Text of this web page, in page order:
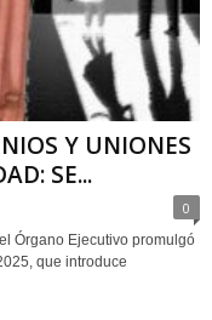
Y UNIONES
SE...
0
Órgano Ejecutivo promulgó
que introduce